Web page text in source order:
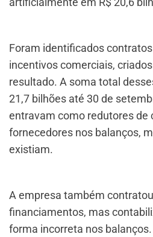
Foram identificados
incentivos comerciais,
resultado. A soma total
21,7 bilhões até 30 de
entravam como redutores de
fornecedores nos balanços,
existiam.
A empresa também
financiamentos, mas
forma incorreta nos